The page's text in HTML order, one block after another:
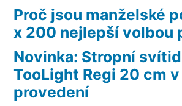
Proč jsou manželské
x 200 nejlepší volbou
Novinka: Stropní
TooLight Regi 20 cm
provedení